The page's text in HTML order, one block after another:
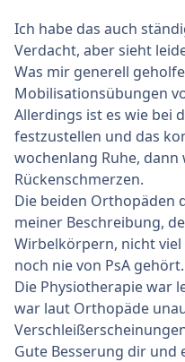
Ich habe das auch
Verdacht, aber sieht
Was mir generell
Mobilisationsübungen
Allerdings ist es wie bei
festzustellen und das
wochenlang Ruhe, dann
Rückenschmerzen.
Die beiden Orthopäden
meiner Beschreibung,
Wirbelkörpern, nicht
noch nie von PsA gehört.
Die Physiotherapie war
war laut Orthopäde
Gute Besserung dir und